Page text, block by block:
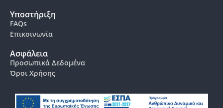
Υποστήριξη
FAQs
Επικοινωνία
Ασφάλεια
Προσωπικά Δεδομένα
Όροι Χρήσης